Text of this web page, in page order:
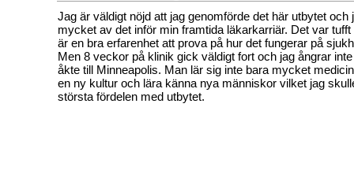
Jag är väldigt nöjd att jag genomförde det här utbytet och
mycket av det inför min framtida läkarkarriär. Det var
är en bra erfarenhet att prova på hur det fungerar på
Men 8 veckor på klinik gick väldigt fort och jag ångrar
åkte till Minneapolis. Man lär sig inte bara mycket
en ny kultur och lära känna nya människor vilket jag
största fördelen med utbytet.